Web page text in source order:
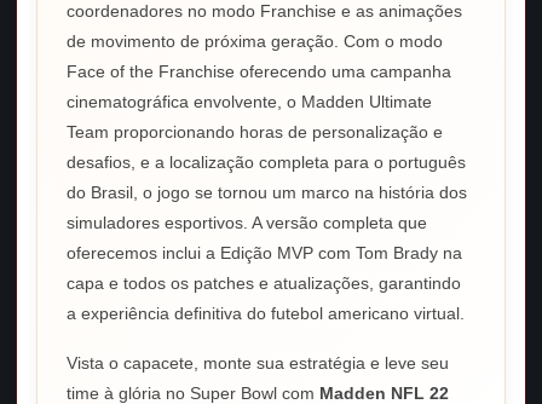
coordenadores no modo Franchise e as animações
de movimento de próxima geração. Com o modo
Face of the Franchise oferecendo uma campanha
cinematográfica envolvente, o Madden Ultimate
Team proporcionando horas de personalização e
desafios, e a localização completa para o português
do Brasil, o jogo se tornou um marco na história dos
simuladores esportivos. A versão completa que
oferecemos inclui a Edição MVP com Tom Brady na
capa e todos os patches e atualizações, garantindo
a experiência definitiva do futebol americano virtual.
Vista o capacete, monte sua estratégia e leve seu
time à glória no Super Bowl com Madden NFL 22